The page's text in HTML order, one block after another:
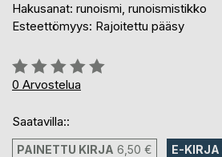
Hakusanat: runoismi, runoismistikko
Esteettömyys: Rajoitettu pääsy
Arvostelu::
0%
0 Arvostelua
Saatavilla::
PAINETTU KIRJA 6,50 € E-KIRJA